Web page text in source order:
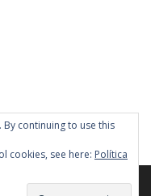
By continuing to use this
cookies, see here: Política